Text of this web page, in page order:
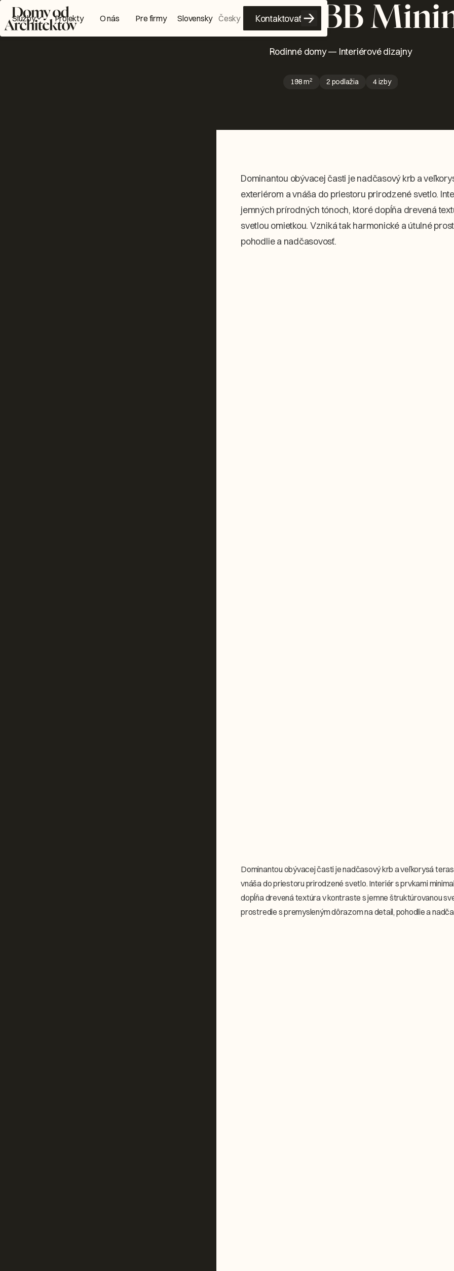
Služby Projekty O nás Pre firmy
Domy od Architektov Logo
Slovensky Česky Kontaktovať
interiér - BB
Rodinné domy— Interiérové dizajny
198m2 2 podlažia 4 izby
Dominantou obývacej časti je nadčasový krb a
exteriérom a vnáša do priestoru prirodzené svetlo.
jemných prírodných tónoch, ktoré dopĺňa drevená
svetlou omietkou. Vzniká tak harmonické a útulné
pohodlie a nadčasovosť.
Dominantou obývacej časti je nadčasový krb a veľkorysá
vnáša do priestoru prirodzené svetlo. Interiér s prvkami
dopĺňa drevená textúra v kontraste s jemne štruktúrovanou
prostredie s premysleným dôrazom na detail, pohodlie a